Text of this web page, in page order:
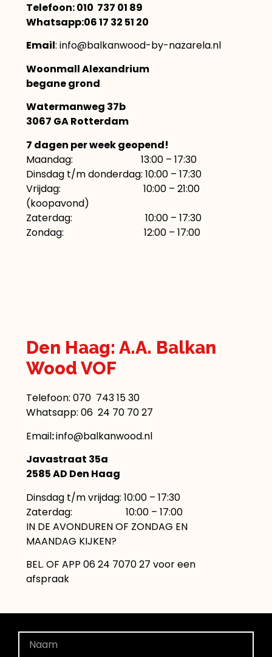
Den Haag: A.A. Balkan
Wood VOF
Telefoon:070 743 15 30
Whatsapp: 06 24 70 70 27
Email:info@balkanwood.nl
Javastraat 35a
2585 AD Den Haag
Dinsdag t/m vrijdag: 10:00 – 17:30
Zaterdag: 10:00 – 17:00
IN DE AVONDUREN OF ZONDAG EN
MAANDAG KIJKEN?
BEL. OF APP 06 24 7070 27 voor een
afspraak
Telefoon:010 737 01 89
Whatsapp:06 17 32 51 20
Email: info@balkanwood-by-nazarela.nl
Woonmall Alexandrium
begane grond
Watermanweg 37b
3067 GA Rotterdam
7 dagen per week geopend!
Maandag: 13:00 – 17:30
Dinsdag t/m donderdag: 10:00 – 17:30
Vrijdag: 10:00 – 21:00
(koopavond)
Zaterdag: 10:00 – 17:30
Zondag: 12:00 – 17:00